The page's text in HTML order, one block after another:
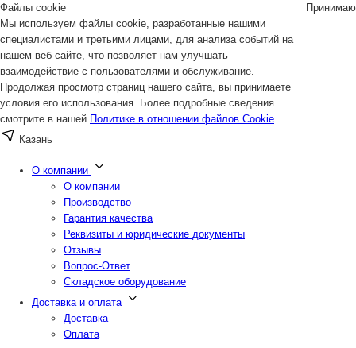
Файлы cookie
Мы используем файлы cookie, разработанные нашими
специалистами и третьими лицами, для анализа событий на
нашем веб-сайте, что позволяет нам улучшать
взаимодействие с пользователями и обслуживание.
Продолжая просмотр страниц нашего сайта, вы принимаете
условия его использования. Более подробные сведения
смотрите в нашей Политике в отношении файлов Cookie.
Принимаю
Казань
О компании
О компании
Производство
Гарантия качества
Реквизиты и юридические документы
Отзывы
Вопрос-Ответ
Складское оборудование
Доставка и оплата
Доставка
Оплата